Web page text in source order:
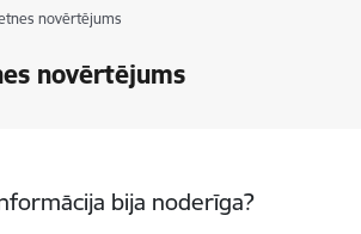
novērtējums
novērtējums
bija noderīga?